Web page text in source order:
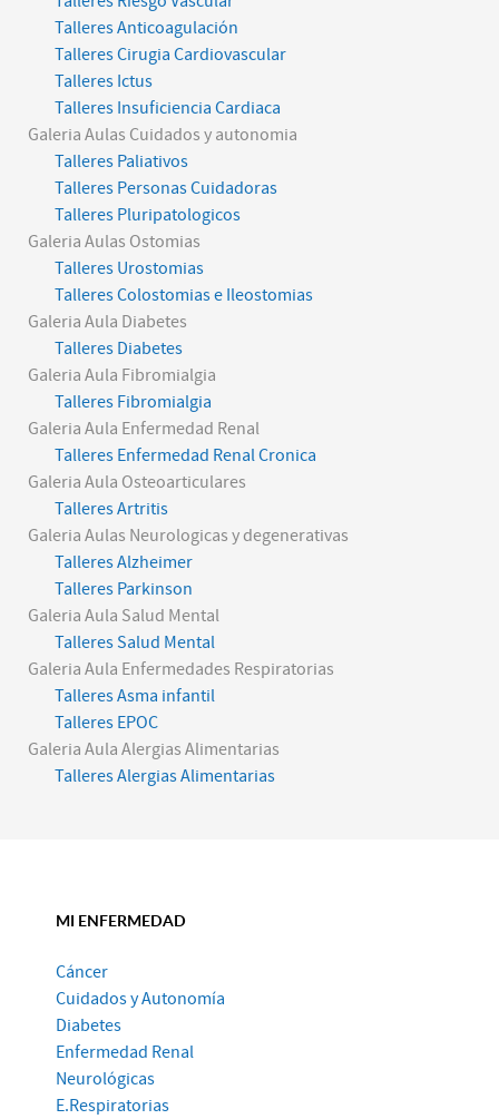
Talleres Anticoagulación
Talleres Cirugia Cardiovascular
Talleres Ictus
Talleres Insuficiencia Cardiaca
Galeria Aulas Cuidados y autonomia
Talleres Paliativos
Talleres Personas Cuidadoras
Talleres Pluripatologicos
Galeria Aulas Ostomias
Talleres Urostomias
Talleres Colostomias e Ileostomias
Galeria Aula Diabetes
Talleres Diabetes
Galeria Aula Fibromialgia
Talleres Fibromialgia
Galeria Aula Enfermedad Renal
Talleres Enfermedad Renal Cronica
Galeria Aula Osteoarticulares
Talleres Artritis
Galeria Aulas Neurologicas y degenerativas
Talleres Alzheimer
Talleres Parkinson
Galeria Aula Salud Mental
Talleres Salud Mental
Galeria Aula Enfermedades Respiratorias
Talleres Asma infantil
Talleres EPOC
Galeria Aula Alergias Alimentarias
Talleres Alergias Alimentarias
MI ENFERMEDAD
Cáncer
Cuidados y Autonomía
Diabetes
Enfermedad Renal
Neurológicas
E.Respiratorias